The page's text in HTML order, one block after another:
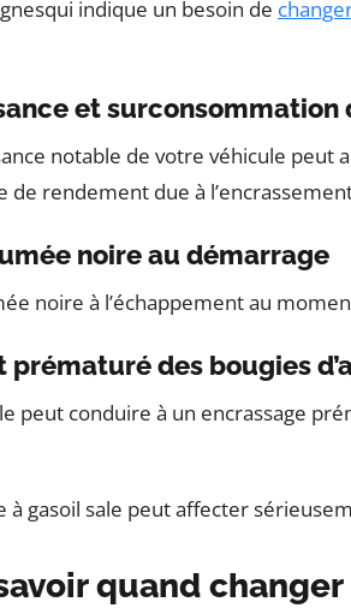
indique un besoin de
et
notable de votre véhicule
de rendement due à
noire au démarrage
noire à l’échappement au
prématuré des bougies
peut conduire à un encrassage
à gasoil sale peut affecter
quand